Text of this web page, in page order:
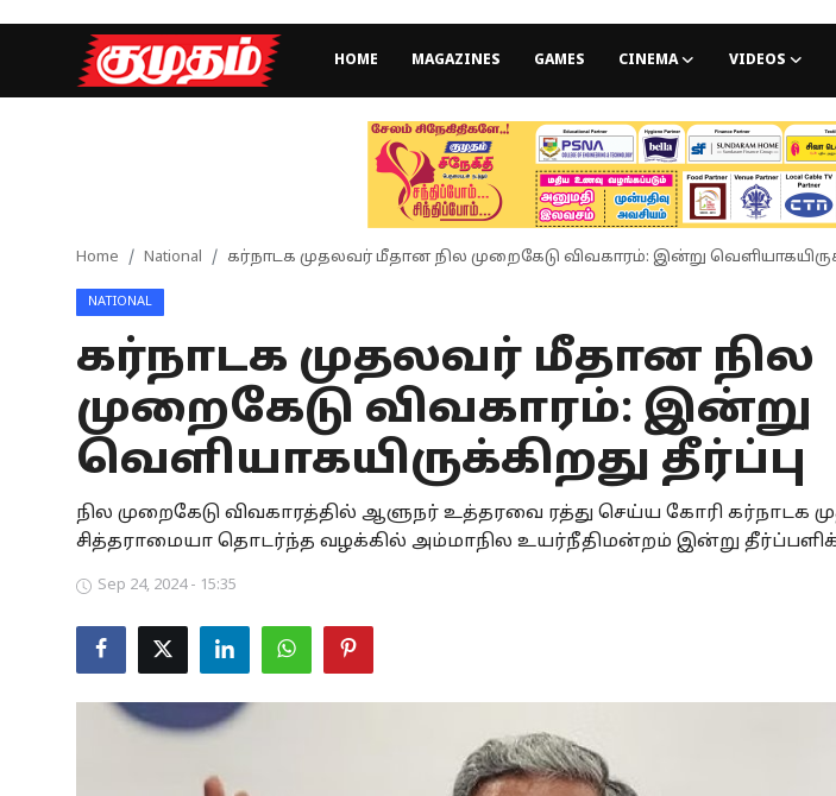
HOME MAGAZINES GAMES CINEMA VIDEOS
Games
Special Story
Tamilnadu
Home National கர்நாடக முதலவர் மீதான நில முறைகேடு விவகாரம்: இன்று
NATIONAL
கர்நாடக முதலவர் மீதான நில
முறைகேடு விவகாரம்: இன்று
வெளியாகயிருக்கிறது தீர்ப்பு
நில முறைகேடு விவகாரத்தில் ஆளுநர் உத்தரவை ரத்து செய்ய கோரி கர்நாடக
சித்தராமையா தொடர்ந்த வழக்கில் அம்மாநில உயர்நீதிமன்றம் இன்று
Sep 24, 2024 - 15:35